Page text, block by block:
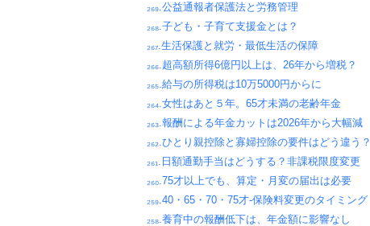
₂₆₉.公益通報者保護法と労務管理
₂₆₈.子ども・子育て支援金とは？
₂₆₇.生活保護と就労・最低生活の保障
₂₆₆.超高額所得6億円以上は、26年から増税？
₂₆₅.給与の所得税は10万5000円からに
₂₆₄.女性はあと５年。65才未満の老齢年金
₂₆₃.報酬による年金カットは2026年から大幅減
₂₆₂.ひとり親控除と寡婦控除の要件はどう違う？
₂₆₁.日額通勤手当はどうする？非課税限度変更
₂₆₀.75才以上でも、算定・月変の届出は必要
₂₅₉.40・65・70・75才-保険料変更のタイミング
₂₅₈.養育中の報酬低下は、年金額に影響なし